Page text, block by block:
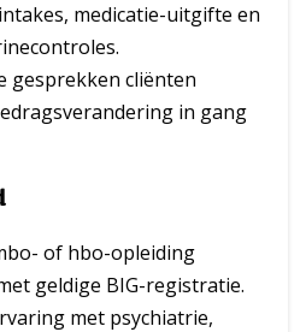
medicatie-uitgifte en
gesprekken cliënten
in gang
of hbo-opleiding
geldige BIG-registratie.
met psychiatrie,